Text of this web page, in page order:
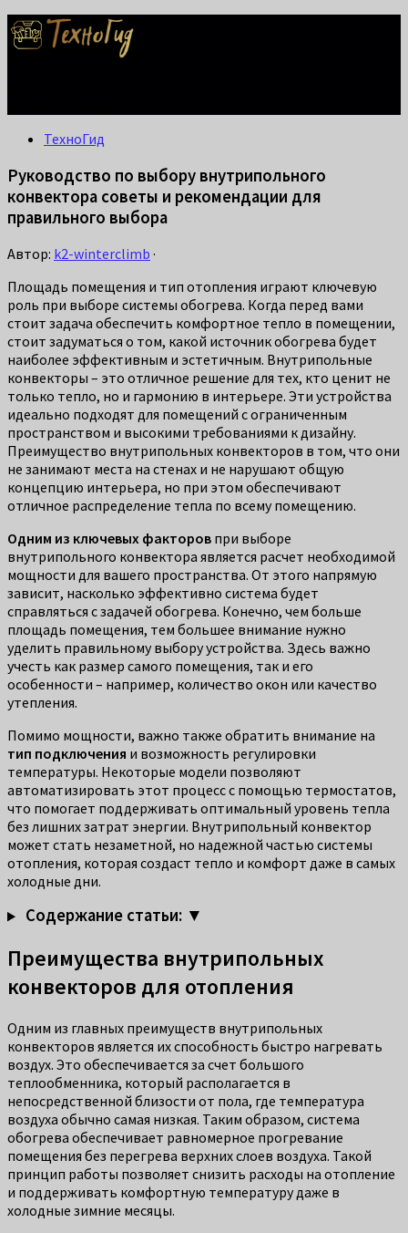
ТехноГид
Руководство по выбору внутрипольного
конвектора советы и рекомендации для
правильного выбора
Автор: k2-winterclimb ·
Площадь помещения и тип отопления играют ключевую
роль при выборе системы обогрева. Когда перед вами
стоит задача обеспечить комфортное тепло в помещении,
стоит задуматься о том, какой источник обогрева будет
наиболее эффективным и эстетичным. Внутрипольные
конвекторы – это отличное решение для тех, кто ценит не
только тепло, но и гармонию в интерьере. Эти устройства
идеально подходят для помещений с ограниченным
пространством и высокими требованиями к дизайну.
Преимущество внутрипольных конвекторов в том, что они
не занимают места на стенах и не нарушают общую
концепцию интерьера, но при этом обеспечивают
отличное распределение тепла по всему помещению.
Одним из ключевых факторов при выборе
внутрипольного конвектора является расчет необходимой
мощности для вашего пространства. От этого напрямую
зависит, насколько эффективно система будет
справляться с задачей обогрева. Конечно, чем больше
площадь помещения, тем большее внимание нужно
уделить правильному выбору устройства. Здесь важно
учесть как размер самого помещения, так и его
особенности – например, количество окон или качество
утепления.
Помимо мощности, важно также обратить внимание на
тип подключения и возможность регулировки
температуры. Некоторые модели позволяют
автоматизировать этот процесс с помощью термостатов,
что помогает поддерживать оптимальный уровень тепла
без лишних затрат энергии. Внутрипольный конвектор
может стать незаметной, но надежной частью системы
отопления, которая создаст тепло и комфорт даже в самых
холодные дни.
Содержание статьи: ▼
Преимущества внутрипольных
конвекторов для отопления
Одним из главных преимуществ внутрипольных
конвекторов является их способность быстро нагревать
воздух. Это обеспечивается за счет большого
теплообменника, который располагается в
непосредственной близости от пола, где температура
воздуха обычно самая низкая. Таким образом, система
обогрева обеспечивает равномерное прогревание
помещения без перегрева верхних слоев воздуха. Такой
принцип работы позволяет снизить расходы на отопление
и поддерживать комфортную температуру даже в
холодные зимние месяцы.